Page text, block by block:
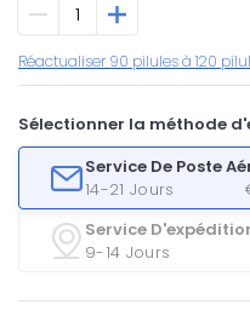
Réactualiser 90 pilules à 120
Sélectionner la méthode
Service De Poste
14-21 Jours
Service
9-14 Jours